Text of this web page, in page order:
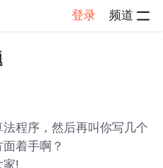
登录 频道
情
程序，然后再叫你写几个
着手啊？
家!